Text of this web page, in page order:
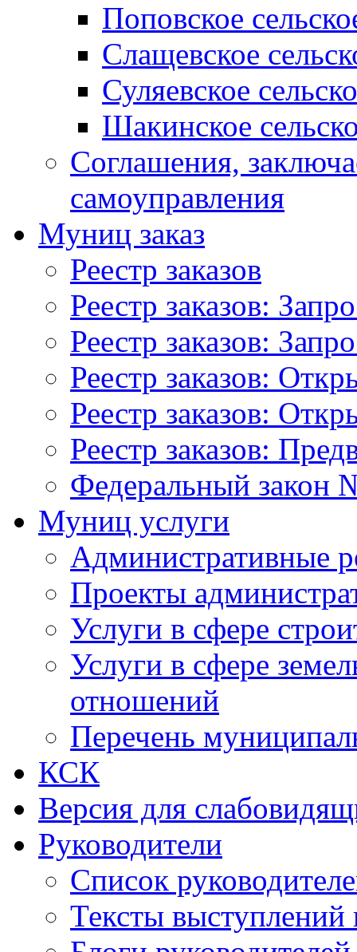
Поповское
Слащевское
Суляевское
Шакинское
Соглашения,
самоуправления
Муниц заказ
Реестр заказов
Реестр заказов:
Реестр заказов:
Реестр заказов:
Реестр заказов:
Реестр заказов:
Федеральный закон
Муниц услуги
Административные
Проекты
Услуги в сфере
Услуги в сфере
отношений
Перечень
КСК
Версия для
Руководители
Список
Тексты выступлений